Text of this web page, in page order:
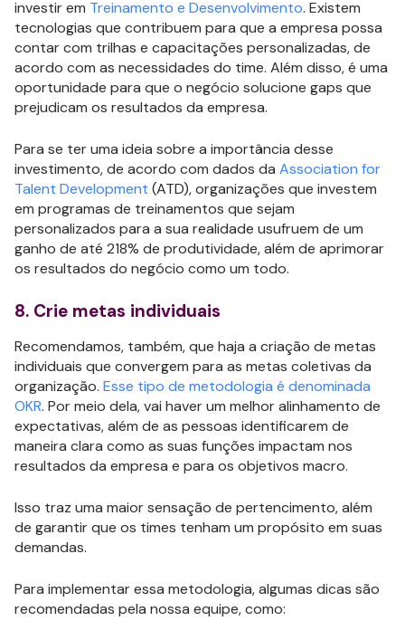
investir em Treinamento e Desenvolvimento. Existem
tecnologias que contribuem para que a empresa possa
contar com trilhas e capacitações personalizadas, de
acordo com as necessidades do time. Além disso, é uma
oportunidade para que o negócio solucione gaps que
prejudicam os resultados da empresa.
Para se ter uma ideia sobre a importância desse
investimento, de acordo com dados da Association for
Talent Development (ATD), organizações que investem
em programas de treinamentos que sejam
personalizados para a sua realidade usufruem de um
ganho de até 218% de produtividade, além de aprimorar
os resultados do negócio como um todo.
8. Crie metas individuais
Recomendamos, também, que haja a criação de metas
individuais que convergem para as metas coletivas da
organização. Esse tipo de metodologia é denominada
OKR. Por meio dela, vai haver um melhor alinhamento de
expectativas, além de as pessoas identificarem de
maneira clara como as suas funções impactam nos
resultados da empresa e para os objetivos macro.
Isso traz uma maior sensação de pertencimento, além
de garantir que os times tenham um propósito em suas
demandas.
Para implementar essa metodologia, algumas dicas são
recomendadas pela nossa equipe, como: